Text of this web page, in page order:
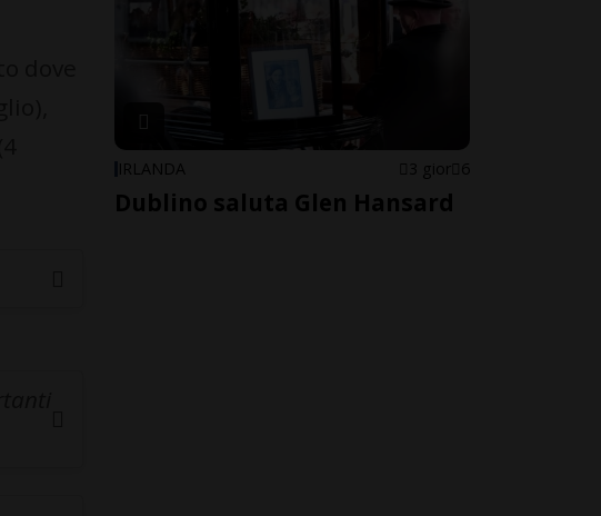
IRLANDA 3 gior 6
Dublino saluta Glen Hansard